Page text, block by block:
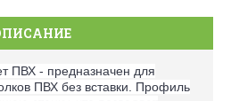
ПВХ - предназначен для
ПВХ без вставки. Профиль